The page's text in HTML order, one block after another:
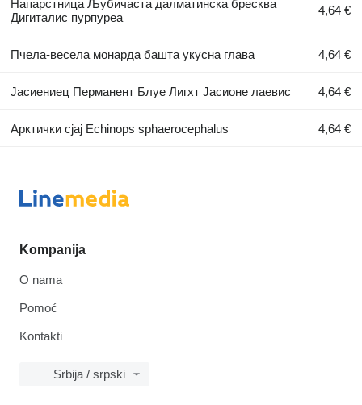
Напарстница Љубичаста далматинска бресква
Дигиталис пурпуреа
4,64 €
Пчела-весела монарда башта укусна глава 4,64 €
Јасиениец Перманент Блуе Лигхт Јасионе лаевис 4,64 €
Арктички сјај Echinops sphaerocephalus 4,64 €
Kompanija
O nama
Pomoć
Kontakti
Srbija / srpski